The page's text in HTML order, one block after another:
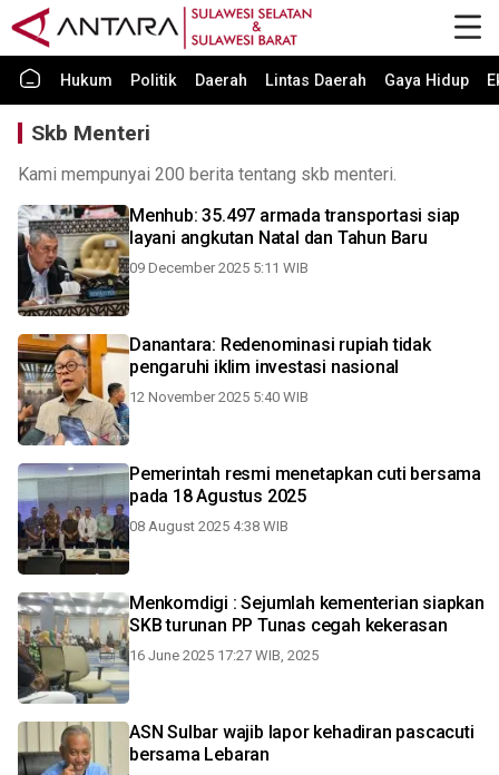
Hukum Politik Daerah Lintas Daerah Gaya Hidup
Skb Menteri
Kami mempunyai 200 berita tentang skb menteri.
Menhub: 35.497 armada transportasi siap
layani angkutan Natal dan Tahun Baru
09 December 2025 5:11 WIB
Danantara: Redenominasi rupiah tidak
pengaruhi iklim investasi nasional
12 November 2025 5:40 WIB
Pemerintah resmi menetapkan cuti bersama
pada 18 Agustus 2025
08 August 2025 4:38 WIB
Menkomdigi : Sejumlah kementerian siapkan
SKB turunan PP Tunas cegah kekerasan
16 June 2025 17:27 WIB, 2025
ASN Sulbar wajib lapor kehadiran pascacuti
bersama Lebaran